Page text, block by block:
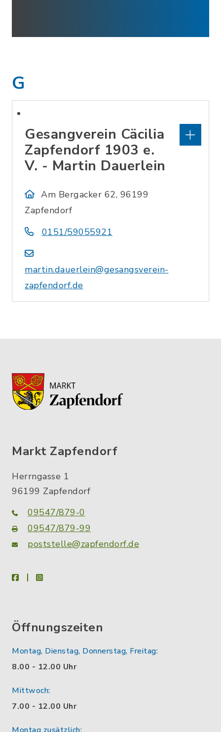
G
Gesangverein Cäcilia
Zapfendorf 1903 e.
V. - Martin Dauerlein
Am Bergacker 62, 96199
Zapfendorf
0151/59055921
martin.dauerlein@gesangsverein-
zapfendorf.de
Markt Zapfendorf
Herrngasse 1
96199 Zapfendorf
09547/879-0
09547/879-99
poststelle@zapfendorf.de
facebookinstagram
Öffnungszeiten
Montag, Dienstag, Donnerstag, Freitag:
8.00 - 12.00 Uhr
Mittwoch:
7.00 - 12.00 Uhr
Montag zusätzlich: